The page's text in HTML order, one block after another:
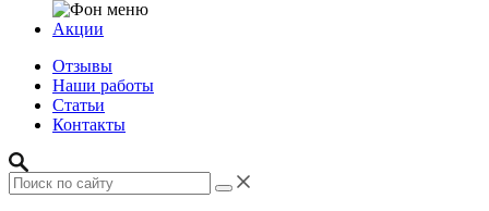
Акции
Отзывы
Наши работы
Статьи
Контакты